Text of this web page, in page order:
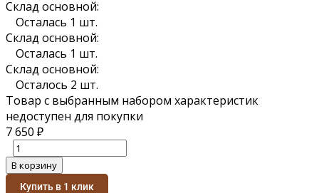
Склад основной:
Осталась 1 шт.
Склад основной:
Осталась 1 шт.
Склад основной:
Осталось 2 шт.
Товар с выбранным набором характеристик
недоступен для покупки
7 650 ₽
В корзину
Купить в 1 клик